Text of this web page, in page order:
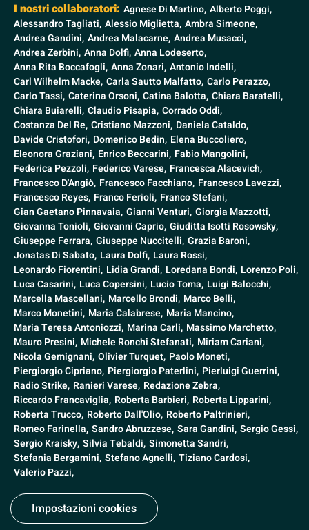
I nostri collaboratori: Agnese Di Martino, Alberto Poggi,
Alessandro Tagliati, Alessio Miglietta, Ambra Simeone,
Andrea Gandini, Andrea Malacarne, Andrea Musacci,
Andrea Zerbini, Anna Dolfi, Anna Lodeserto,
Anna Rita Boccafogli, Anna Zonari, Antonio Indelli,
Carl Wilhelm Macke, Carla Sautto Malfatto, Carlo Perazzo,
Carlo Tassi, Caterina Orsoni, Catina Balotta, Chiara Baratelli,
Chiara Buiarelli, Claudio Pisapia, Corrado Oddi,
Costanza Del Re, Cristiano Mazzoni, Daniela Cataldo,
Davide Cristofori, Domenico Bedin, Elena Buccoliero,
Eleonora Graziani, Enrico Beccarini, Fabio Mangolini,
Federica Pezzoli, Federico Varese, Francesca Alacevich,
Francesco D'Angiò, Francesco Facchiano, Francesco Lavezzi,
Francesco Reyes, Franco Ferioli, Franco Stefani,
Gian Gaetano Pinnavaia, Gianni Venturi, Giorgia Mazzotti,
Giovanna Tonioli, Giovanni Caprio, Giuditta Isotti Rosowsky,
Giuseppe Ferrara, Giuseppe Nuccitelli, Grazia Baroni,
Jonatas Di Sabato, Laura Dolfi, Laura Rossi,
Leonardo Fiorentini, Lidia Grandi, Loredana Bondi, Lorenzo Poli,
Luca Casarini, Luca Copersini, Lucio Toma, Luigi Balocchi,
Marcella Mascellani, Marcello Brondi, Marco Belli,
Marco Monetini, Maria Calabrese, Maria Mancino,
Maria Teresa Antoniozzi, Marina Carli, Massimo Marchetto,
Mauro Presini, Michele Ronchi Stefanati, Miriam Cariani,
Nicola Gemignani, Olivier Turquet, Paolo Moneti,
Piergiorgio Cipriano, Piergiorgio Paterlini, Pierluigi Guerrini,
Radio Strike, Ranieri Varese, Redazione Zebra,
Riccardo Francaviglia, Roberta Barbieri, Roberta Lipparini,
Roberta Trucco, Roberto Dall'Olio, Roberto Paltrinieri,
Romeo Farinella, Sandro Abruzzese, Sara Gandini, Sergio Gessi,
Sergio Kraisky, Silvia Tebaldi, Simonetta Sandri,
Stefania Bergamini, Stefano Agnelli, Tiziano Cardosi,
Valerio Pazzi,
Impostazioni cookies